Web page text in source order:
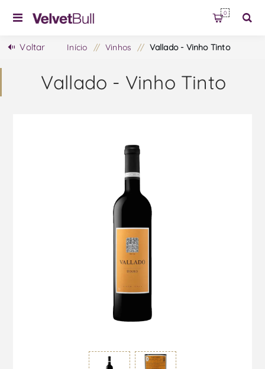
0
Voltar Início / Vinhos / Vallado - Vinho Tinto
Vallado - Vinho Tinto